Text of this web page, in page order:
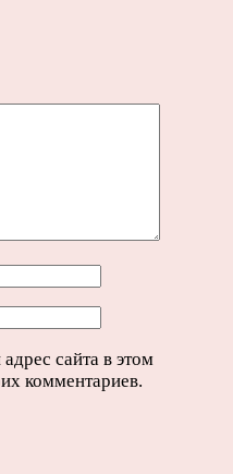
сайта в этом
комментариев.